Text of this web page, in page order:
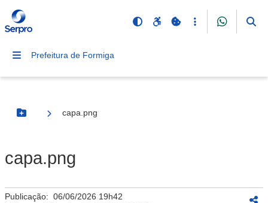
Prefeitura de Formiga
Botão Menu
capa.png
capa.png
Publicação: 06/06/2026 19h42